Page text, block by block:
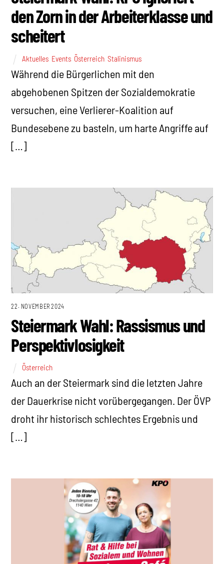
den Zorn in der Arbeiterklasse und
scheitert
Aktuelles Events Österreich ,Stalinismus
Während die Bürgerlichen mit den
abgehobenen Spitzen der Sozialdemokratie
versuchen, eine Verlierer-Koalition auf
Bundesebene zu basteln, um harte Angriffe auf
[…]
22. NOVEMBER 2024
Steiermark Wahl: Rassismus und
Perspektivlosigkeit
Österreich
Auch an der Steiermark sind die letzten Jahre
der Dauerkrise nicht vorübergegangen. Der ÖVP
droht ihr historisch schlechtes Ergebnis und
[…]